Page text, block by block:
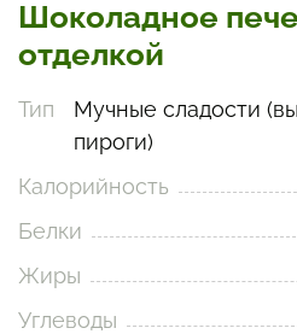
Шоколадное
отделкой
Тип
Мучные сладости
пироги)
Калорийность
Белки
Жиры
Углеводы